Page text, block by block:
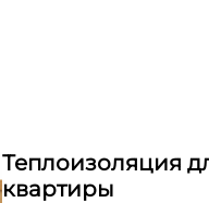
Теплоизоляция
квартиры